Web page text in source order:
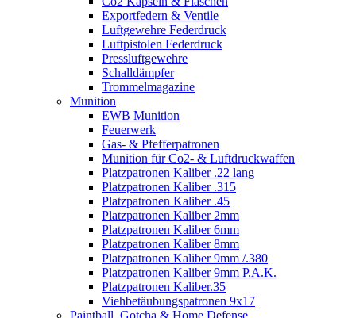
Exportfedern & Ventile
Luftgewehre Federdruck
Luftpistolen Federdruck
Pressluftgewehre
Schalldämpfer
Trommelmagazine
Munition
EWB Munition
Feuerwerk
Gas- & Pfefferpatronen
Munition für Co2- & Luftdruckwaffen
Platzpatronen Kaliber .22 lang
Platzpatronen Kaliber .315
Platzpatronen Kaliber .45
Platzpatronen Kaliber 2mm
Platzpatronen Kaliber 6mm
Platzpatronen Kaliber 8mm
Platzpatronen Kaliber 9mm /.380
Platzpatronen Kaliber 9mm P.A.K.
Platzpatronen Kaliber.35
Viehbetäubungspatronen 9x17
Paintball, Gotcha & Home Defense